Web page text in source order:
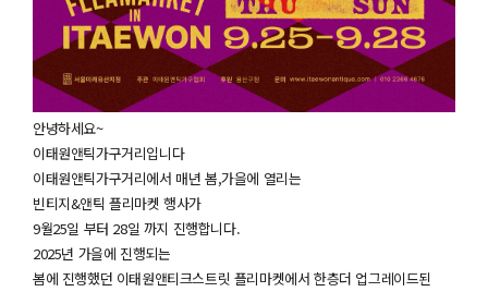
안녕하세요~
이태원앤틱가구거리입니다
이태원앤틱가구거리에서 매년 봄,가을에 열리는
빈티지&앤틱 플리마켓 행사가
9월25일 부터 28일 까지 진행합니다.
2025년 가을에 진행되는
봄에 진행했던 이태원앤티크스트릿 플리마켓에서 한층더 업그레이드된